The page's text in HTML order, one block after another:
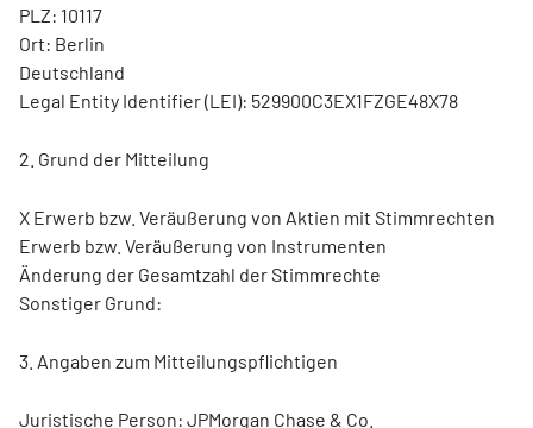
PLZ: 10117
Ort: Berlin
Deutschland
Legal Entity Identifier (LEI): 529900C3EX1FZGE48X78
2. Grund der Mitteilung
X Erwerb bzw. Veräußerung von Aktien mit Stimmrechten
Erwerb bzw. Veräußerung von Instrumenten
Änderung der Gesamtzahl der Stimmrechte
Sonstiger Grund:
3. Angaben zum Mitteilungspflichtigen
Juristische Person: JPMorgan Chase & Co.